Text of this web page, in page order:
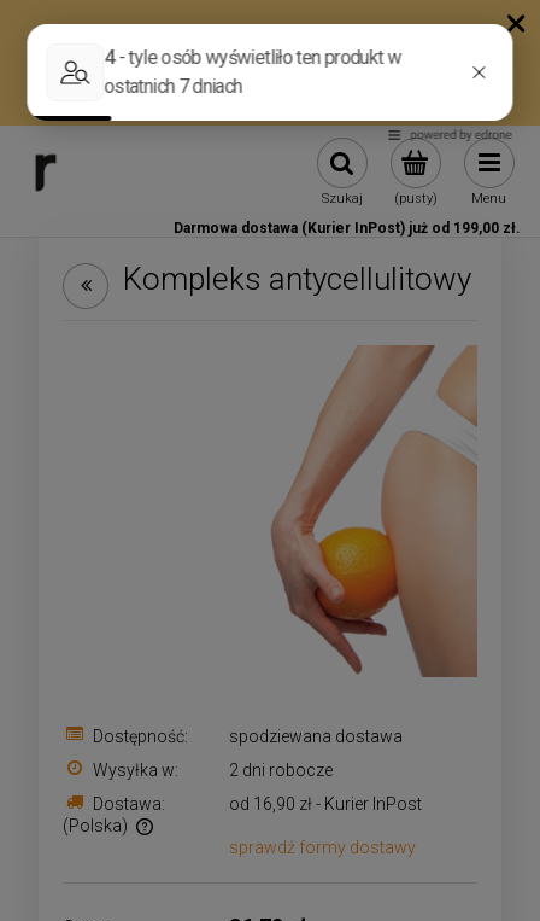
(pusty)
Szukaj Menu
Darmowa dostawa (Kurier InPost) już od 199,00 zł.
Kompleks antycellulitowy
Dostępność:
spodziewana dostawa
Wysyłka w:
2 dni robocze
Dostawa:
od 16,90 zł - Kurier InPost
(Polska)
Cena nie zawiera ewentualnych kosztów płatności
sprawdź formy dostawy